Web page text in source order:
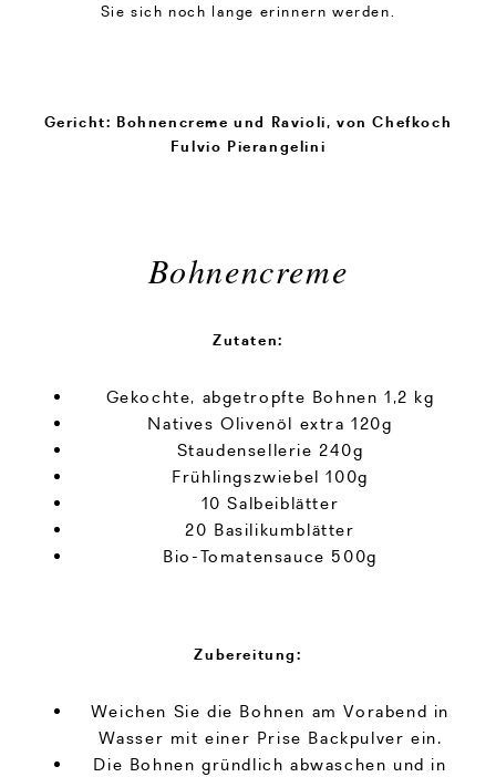
Sie sich noch lange erinnern werden.
Gericht: Bohnencreme und Ravioli, von Chefkoch
Fulvio Pierangelini
Bohnencreme
Zutaten:
Gekochte, abgetropfte Bohnen 1,2 kg
Natives Olivenöl extra 120g
Staudensellerie 240g
Frühlingszwiebel 100g
10 Salbeiblätter
20 Basilikumblätter
Bio-Tomatensauce 500g
Zubereitung:
Weichen Sie die Bohnen am Vorabend in
Wasser mit einer Prise Backpulver ein.
Die Bohnen gründlich abwaschen und in